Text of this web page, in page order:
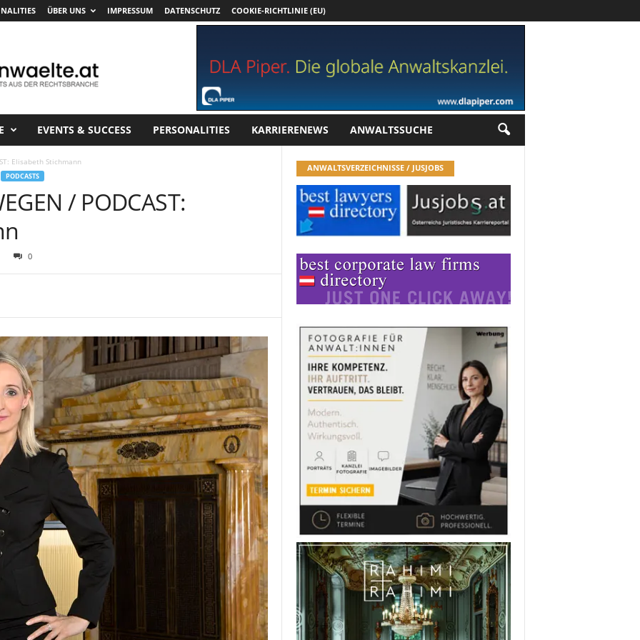
ÜBER UNS IMPRESSUM DATENSCHUTZ COOKIE-RICHTLINIE (EU)
EVENTS & SUCCESS PERSONALITIES KARRIERENEWS ANWALTSSUCHE
Elisabeth Stichmann
PODCASTS
/ PODCAST:
0
ANWALTSVERZEICHNISSE / JUSJOBS